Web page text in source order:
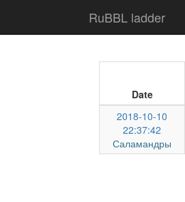
RuBBL ladder
Date
2018-10-10
22:37:42
Саламандры